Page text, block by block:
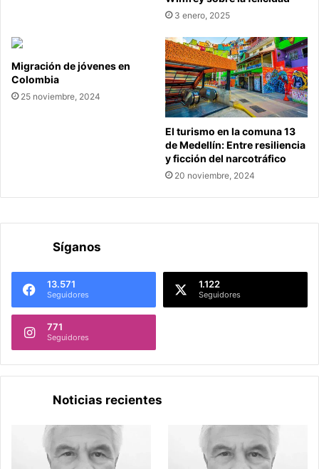
3 enero, 2025
Migración de jóvenes en
Colombia
25 noviembre, 2024
El turismo en la comuna 13
de Medellín: Entre resiliencia
y ficción del narcotráfico
20 noviembre, 2024
Síganos
13.571
Seguidores
1.122
Seguidores
771
Seguidores
Noticias recientes